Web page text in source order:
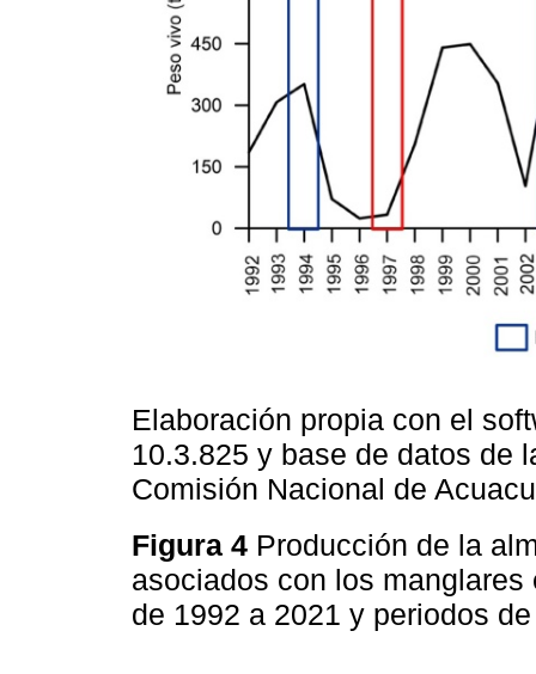
Elaboración propia con el
10.3.825 y base de datos de
Comisión Nacional de
Figura 4 Producción de la
asociados con los
de 1992 a 2021 y periodos